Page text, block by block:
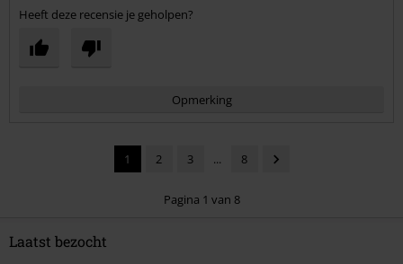
Heeft deze recensie je geholpen?
Opmerking
1 2 3 ... 8
Pagina 1 van 8
Laatst bezocht